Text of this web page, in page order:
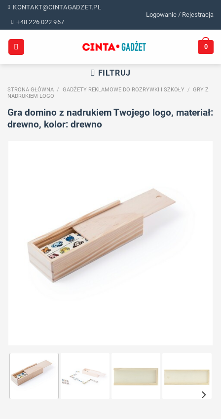
Skip
content
KONTAKT@CINTAGADZET.PL
+48 226 022 967
Logowanie / Rejestracja
0
FILTRUJ
STRONA GŁÓWNA / GADŻETY REKLAMOWE DO ROZRYWKI I SZKOŁY / GRY Z
NADRUKIEM LOGO
Gra domino z nadrukiem Twojego logo, materiał:
drewno, kolor: drewno